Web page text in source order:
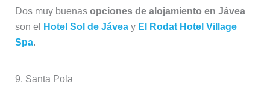
Dos muy buenas opciones de alojamiento en Jávea
son el
Hotel Sol de Jáveay El Rodat Hotel Village
Spa.
9. Santa Pola